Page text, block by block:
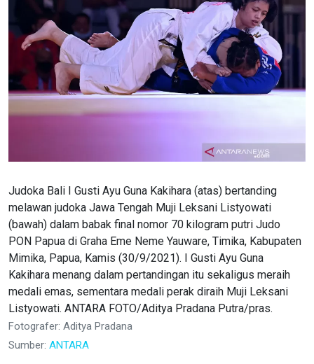
Judoka Bali I Gusti Ayu Guna Kakihara (atas) bertanding
melawan judoka Jawa Tengah Muji Leksani Listyowati
(bawah) dalam babak final nomor 70 kilogram putri Judo
PON Papua di Graha Eme Neme Yauware, Timika, Kabupaten
Mimika, Papua, Kamis (30/9/2021). I Gusti Ayu Guna
Kakihara menang dalam pertandingan itu sekaligus meraih
medali emas, sementara medali perak diraih Muji Leksani
Listyowati. ANTARA FOTO/Aditya Pradana Putra/pras.
Fotografer: Aditya Pradana
Sumber: ANTARA